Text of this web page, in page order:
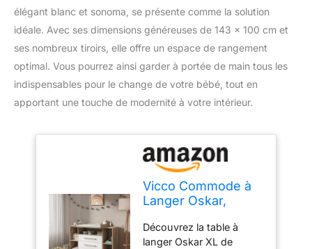
élégant blanc et sonoma, se présente comme la solution
idéale. Avec ses dimensions généreuses de 143 x 100 cm et
ses nombreux tiroirs, elle offre un espace de rangement
optimal. Vous pourrez ainsi garder à portée de main tous les
indispensables pour le change de votre bébé, tout en
apportant une touche de modernité à votre intérieur.
Vicco Commode à
Langer Oskar,
143x100cm
Découvrez la table à
langer Oskar XL de